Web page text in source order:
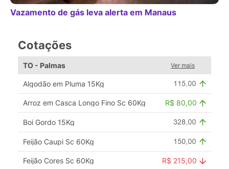
Vazamento de gás leva alerta em Manaus
Cotações
TO - Palmas Ver mais
Algodão em Pluma 15Kg
Arroz em Casca Longo Fino Sc 60Kg R$ 80,00
Boi Gordo 15Kg
Feijão Caupi Sc 60Kg
Feijão Cores Sc 60Kg R$ 215,00